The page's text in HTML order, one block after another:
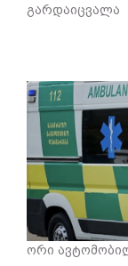
გარდაიცვალა
ორი